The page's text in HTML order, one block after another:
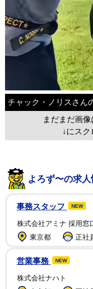
チャック・ノリスさん
まだまだ画像
↓にス
よろず〜の求人
事務スタッフ NEW
株式会社アミナ 採用窓
東京都
正社
営業事務 NEW
株式会社ナハト